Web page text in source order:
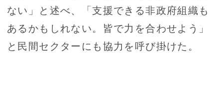
ない」と述べ、「支援できる非政府組織も
あるかもしれない。皆で力を合わせよう」
と民間セクターにも協力を呼び掛けた。